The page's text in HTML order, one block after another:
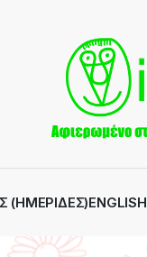
(ΗΜΕΡΊΔΕΣ)ENGLISH